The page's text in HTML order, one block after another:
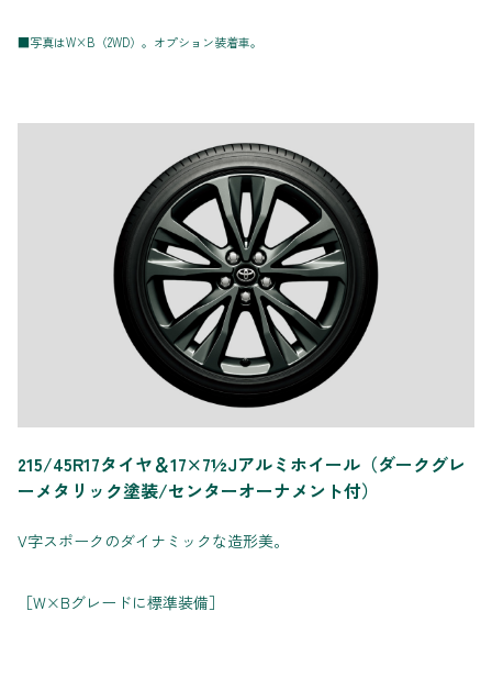
■写真はW×B（2WD）。オプション装着車。
215/45R17タイヤ＆17×7½Jアルミホイール（ダークグレ
ーメタリック塗装/センターオーナメント付）
V字スポークのダイナミックな造形美。
［W×Bグレードに標準装備］